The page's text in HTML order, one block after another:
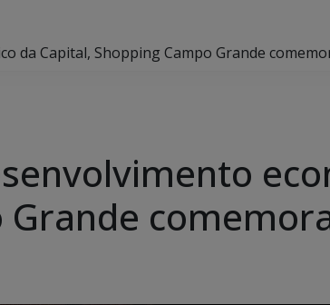
da Capital, Shopping Campo Grande
Grande